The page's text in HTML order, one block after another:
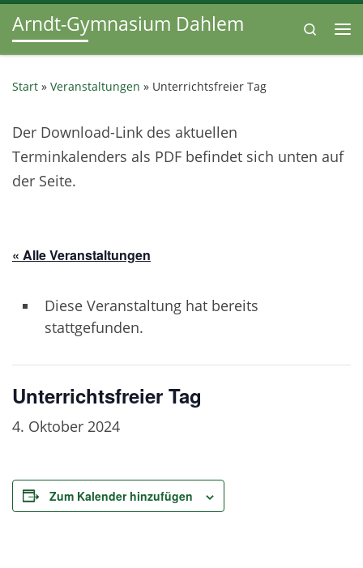
Zum Inhalt springen
Arndt-Gymnasium Dahlem
Search
Start » Veranstaltungen » Unterrichtsfreier Tag
Der Download-Link des aktuellen
Terminkalenders als PDF befindet sich unten auf
der Seite.
« Alle Veranstaltungen
Diese Veranstaltung hat bereits
stattgefunden.
Unterrichtsfreier Tag
4. Oktober 2024
Zum Kalender hinzufügen